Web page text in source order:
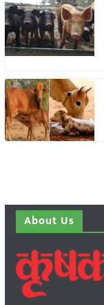
About Us